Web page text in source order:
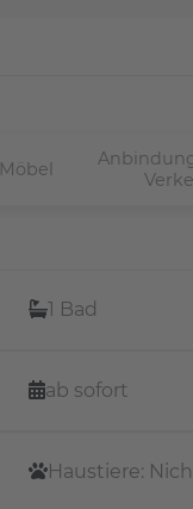
Möbel
1 Bad
ab sofort
Haustiere: